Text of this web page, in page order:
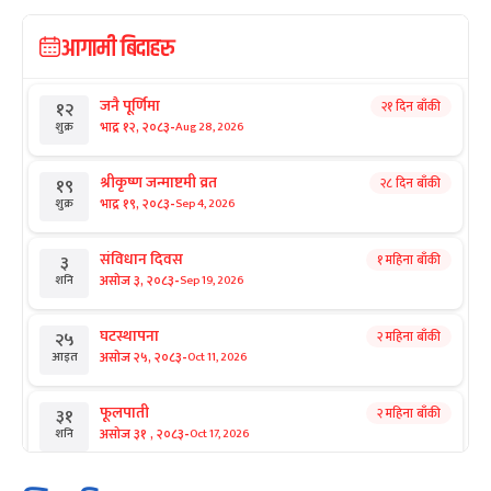
आगामी बिदाहरु
१२
शुक्र
जनै पूर्णिमा
भाद्र १२, २०८३-Aug 28, 2026
२१ दिन बाँकी
१९
शुक्र
श्रीकृष्ण जन्माष्टमी व्रत
भाद्र १९, २०८३-Sep 4, 2026
२८ दिन बाँकी
३
शनि
संविधान दिवस
असोज ३, २०८३-Sep 19, 2026
१ महिना बाँकी
२५
आइत
घटस्थापना
असोज २५, २०८३-Oct 11, 2026
२ महिना बाँकी
३१
शनि
फूलपाती
असोज ३१ , २०८३-Oct 17, 2026
२ महिना बाँकी